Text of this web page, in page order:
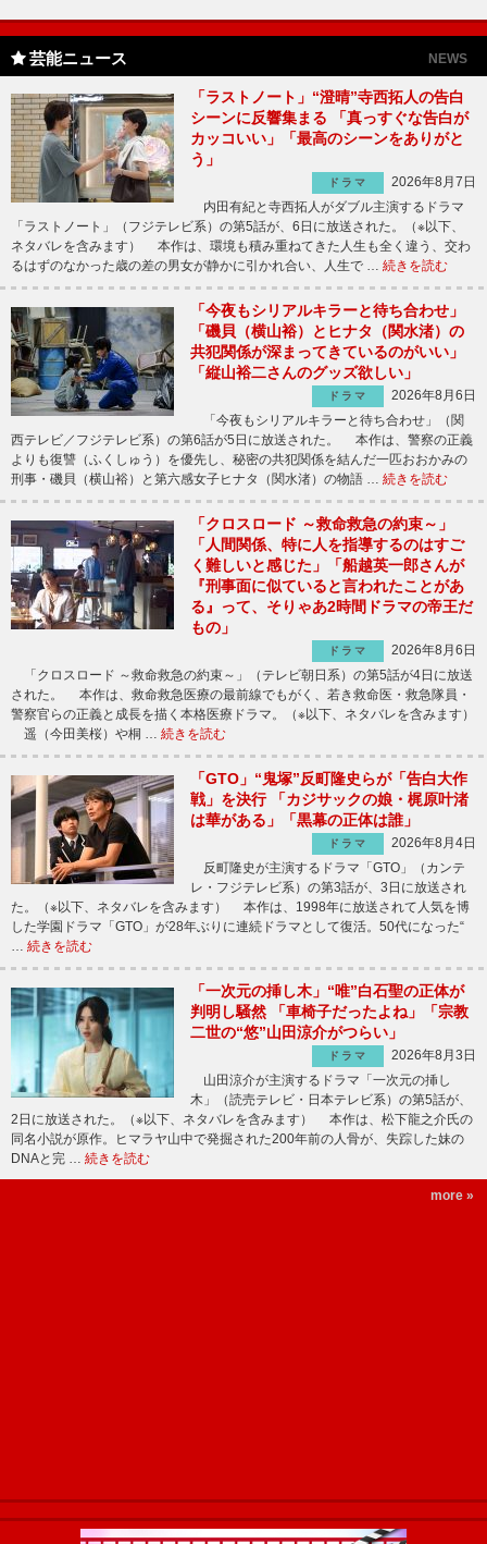
芸能ニュース NEWS
「ラストノート」“澄晴”寺西拓人の告白
シーンに反響集まる 「真っすぐな告白が
カッコいい」「最高のシーンをありがと
う」
ドラマ
2026年8月7日
内田有紀と寺西拓人がダブル主演するドラマ
「ラストノート」（フジテレビ系）の第5話が、6日に放送された。（※以下、
ネタバレを含みます） 本作は、環境も積み重ねてきた人生も全く違う、交わ
るはずのなかった歳の差の男女が静かに引かれ合い、人生で … 続きを読む
「今夜もシリアルキラーと待ち合わせ」
「磯貝（横山裕）とヒナタ（関水渚）の
共犯関係が深まってきているのがいい」
「縦山裕二さんのグッズ欲しい」
ドラマ
2026年8月6日
「今夜もシリアルキラーと待ち合わせ」（関
西テレビ／フジテレビ系）の第6話が5日に放送された。 本作は、警察の正義
よりも復讐（ふくしゅう）を優先し、秘密の共犯関係を結んだ一匹おおかみの
刑事・磯貝（横山裕）と第六感女子ヒナタ（関水渚）の物語 … 続きを読む
「クロスロード ～救命救急の約束～」
「人間関係、特に人を指導するのはすご
く難しいと感じた」「船越英一郎さんが
『刑事面に似ていると言われたことがあ
る』って、そりゃあ2時間ドラマの帝王だ
もの」
ドラマ
2026年8月6日
「クロスロード ～救命救急の約束～」（テレビ朝日系）の第5話が4日に放送
された。 本作は、救命救急医療の最前線でもがく、若き救命医・救急隊員・
警察官らの正義と成長を描く本格医療ドラマ。（※以下、ネタバレを含みます）
遥（今田美桜）や桐 … 続きを読む
「GTO」“鬼塚”反町隆史らが「告白大作
戦」を決行 「カジサックの娘・梶原叶渚
は華がある」「黒幕の正体は誰」
ドラマ
2026年8月4日
反町隆史が主演するドラマ「GTO」（カンテ
レ・フジテレビ系）の第3話が、3日に放送され
た。（※以下、ネタバレを含みます） 本作は、1998年に放送されて人気を博
した学園ドラマ「GTO」が28年ぶりに連続ドラマとして復活。50代になった“
… 続きを読む
「一次元の挿し木」“唯”白石聖の正体が
判明し騒然 「車椅子だったよね」「宗教
二世の“悠”山田涼介がつらい」
ドラマ
2026年8月3日
山田涼介が主演するドラマ「一次元の挿し
木」（読売テレビ・日本テレビ系）の第5話が、
2日に放送された。（※以下、ネタバレを含みます） 本作は、松下龍之介氏の
同名小説が原作。ヒマラヤ山中で発掘された200年前の人骨が、失踪した妹の
DNAと完 … 続きを読む
more »